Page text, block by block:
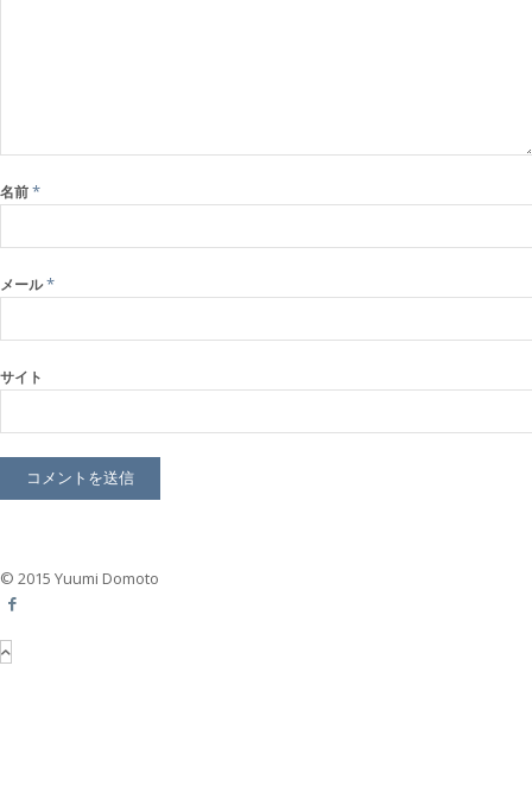
名前*
メール*
サイト
© 2015 Yuumi Domoto